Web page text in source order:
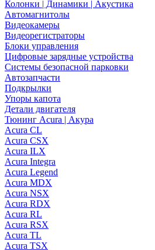
Колонки | Динамики | Акустика
Автомагнитолы
Видеокамеры
Видеорегистраторы
Блоки управления
Цифровые зарядные устройства
Системы безопасной парковки
Автозапчасти
Подкрылки
Упоры капота
Детали двигателя
Тюнинг Acura | Акура
Acura CL
Acura CSX
Acura ILX
Acura Integra
Acura Legend
Acura MDX
Acura NSX
Acura RDX
Acura RL
Acura RSX
Acura TL
Acura TSX